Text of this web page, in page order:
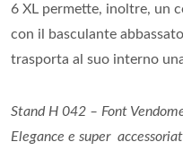
6 XL permette, inoltre, un
con il basculante
trasporta al suo interno
Stand H 042 – Font
Elegance e super